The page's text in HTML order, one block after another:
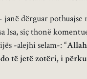
janë dërguar
Isa, siç thonë
-alejhi selam-:
të jetë zotëri, i